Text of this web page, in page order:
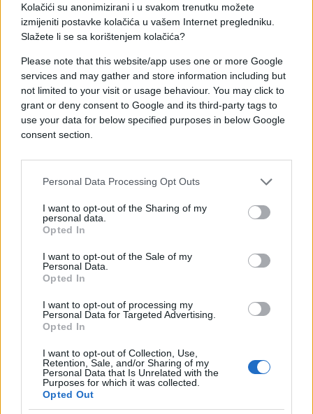
Kolačići su anonimizirani i u svakom trenutku možete
izmijeniti postavke kolačića u vašem Internet pregledniku.
Slažete li se sa korištenjem kolačića?
Please note that this website/app uses one or more Google
services and may gather and store information including but
not limited to your visit or usage behaviour. You may click to
grant or deny consent to Google and its third-party tags to
use your data for below specified purposes in below Google
consent section.
Personal Data Processing Opt Outs
I want to opt-out of the Sharing of my
personal data.
Opted In
I want to opt-out of the Sale of my
Personal Data.
Opted In
I want to opt-out of processing my
Personal Data for Targeted Advertising.
Opted In
I want to opt-out of Collection, Use,
Retention, Sale, and/or Sharing of my
Personal Data that Is Unrelated with the
Purposes for which it was collected.
Opted Out
21.10.19. 14:36
TRENUTAK STRAHA I JEZE Luis Figo otišao izvesti
korner pa skoro povratio kad je vidio šta su bacili
pored njega
Saznaj više